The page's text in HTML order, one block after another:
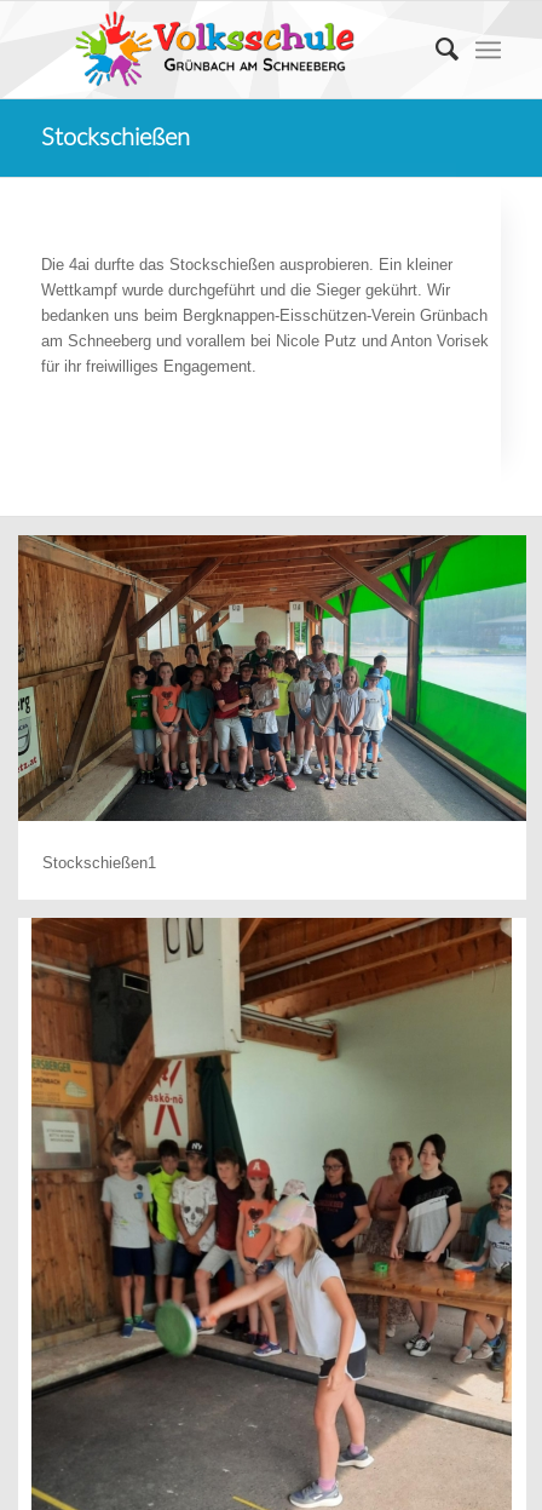
Stockschießen
Die 4ai durfte das Stockschießen ausprobieren. Ein kleiner
Wettkampf wurde durchgeführt und die Sieger gekührt. Wir
bedanken uns beim Bergknappen-Eisschützen-Verein Grünbach
am Schneeberg und vorallem bei Nicole Putz und Anton Vorisek
für ihr freiwilliges Engagement.
Stockschießen1